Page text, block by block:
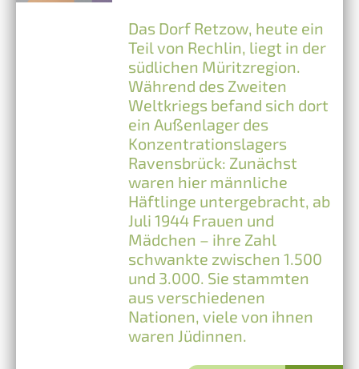
Das Dorf Retzow, heute ein
Teil von Rechlin, liegt in der
südlichen Müritzregion.
Während des Zweiten
Weltkriegs befand sich dort
ein Außenlager des
Konzentrationslagers
Ravensbrück: Zunächst
waren hier männliche
Häftlinge untergebracht, ab
Juli 1944 Frauen und
Mädchen – ihre Zahl
schwankte zwischen 1.500
und 3.000. Sie stammten
aus verschiedenen
Nationen, viele von ihnen
waren Jüdinnen.